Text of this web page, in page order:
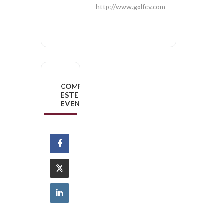
http://www.golfcv.com
COMPARTIR
ESTE
EVENTO